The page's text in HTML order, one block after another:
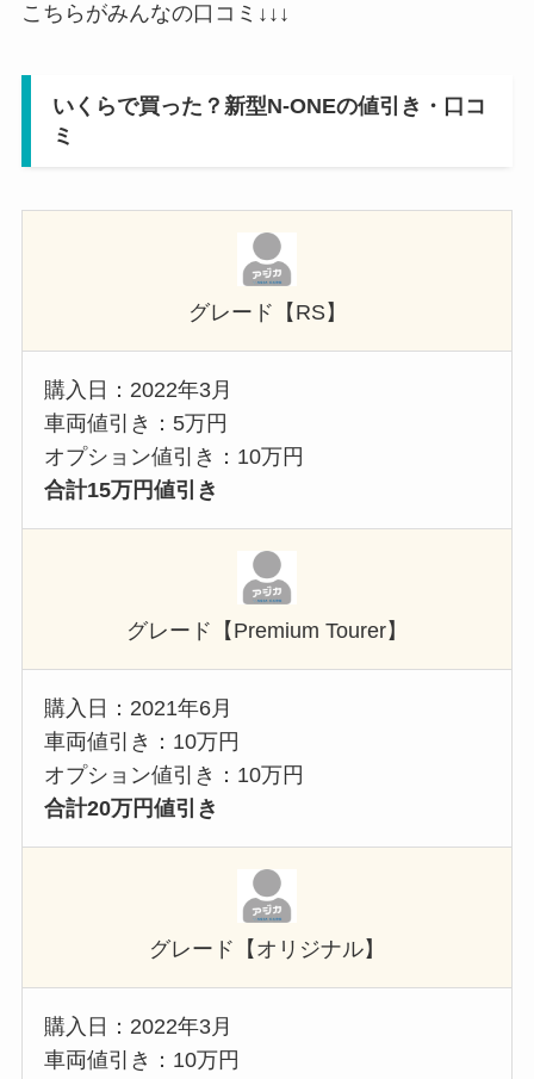
こちらがみんなの口コミ↓↓↓
いくらで買った？ 新型N-ONEの値引き・口コ
ミ
グレード【RS】
購入日：2022年3月
車両値引き：5万円
オプション値引き：10万円
合計15万円値引き
グレード【Premium Tourer】
購入日：2021年6月
車両値引き：10万円
オプション値引き：10万円
合計20万円値引き
グレード【オリジナル】
購入日：2022年3月
車両値引き：10万円